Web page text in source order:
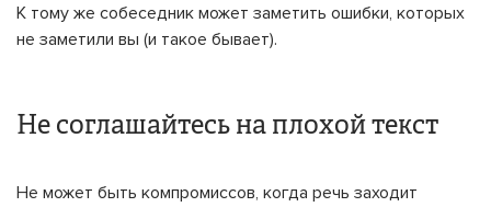
К тому же собеседник может заметить ошибки, которых
не заметили вы (и такое бывает).
Не соглашайтесь на плохой текст
Не может быть компромиссов, когда речь заходит